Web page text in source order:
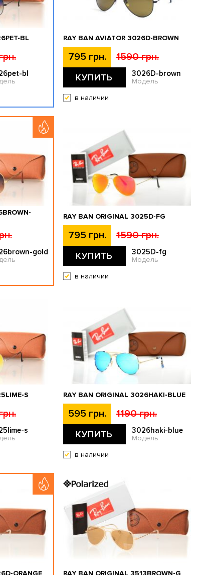
BL
bl
RAY BAN AVIATOR 3026D-BROWN
795 грн. 1590 грн.
КУПИТЬ 3026D-brown
Модель
в наличии
gold
RAY BAN ORIGINAL 3025D-FG
795 грн. 1590 грн.
КУПИТЬ 3025D-fg
Модель
в наличии
S
s
RAY BAN ORIGINAL 3026HAKI-BLUE
595 грн. 1190 грн.
КУПИТЬ 3026haki-blue
Модель
в наличии
ORANGE RAY BAN ORIGINAL 3513BROWN-G